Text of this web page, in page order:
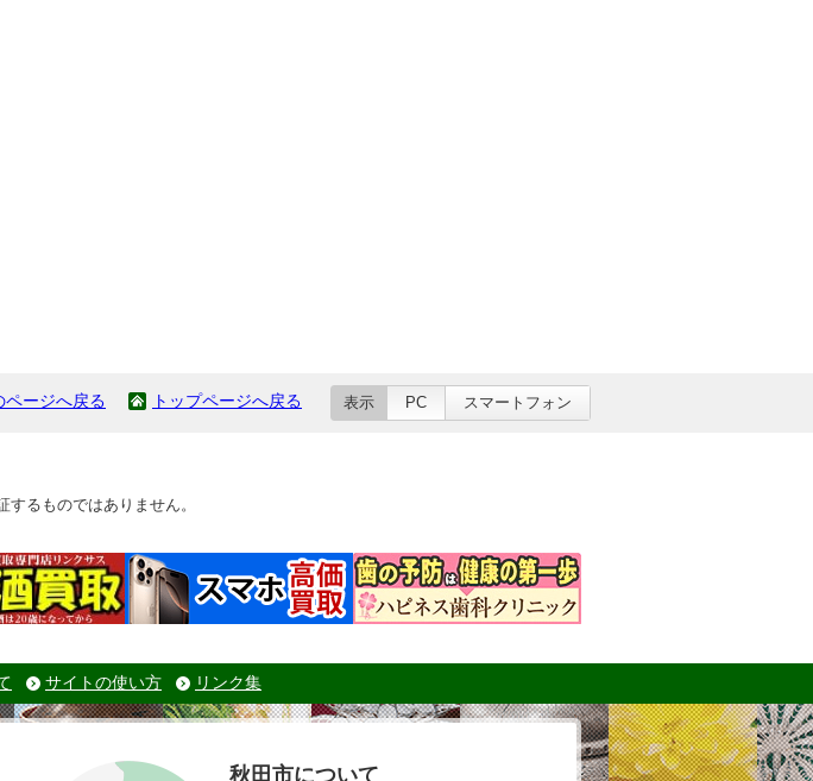
ページへ戻る トップページへ戻る 表示 PC スマートフォン
るものではありません。
サイトの使い方 リンク集
秋田市について